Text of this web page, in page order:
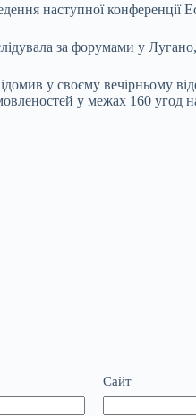
наступної конференції
за форумами у
у своєму вечірньому
у межах 160 угод
Сайт